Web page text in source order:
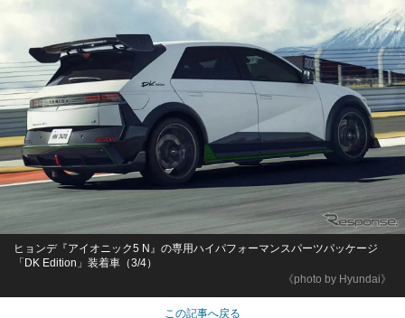
《photo by Hyundai》
ヒョンデ『アイオニック5 N』の専用ハイパフォーマンスパーツパッケージ
「DK Edition」装着車（3/4）
この記事へ戻る